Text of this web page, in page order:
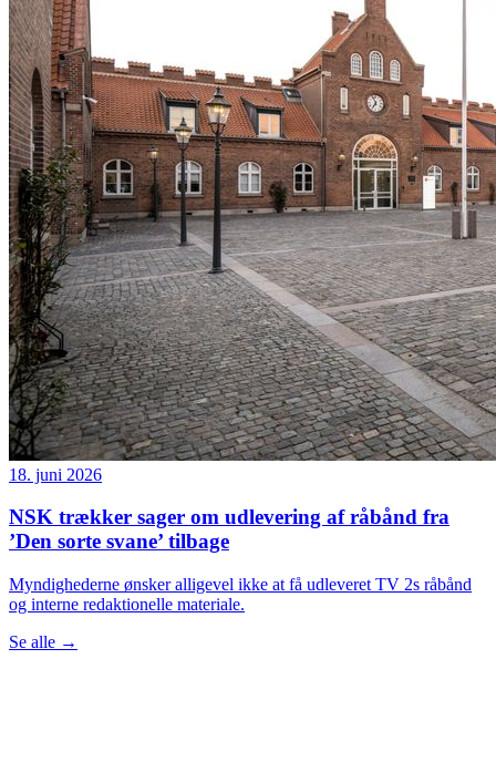
18. juni 2026
NSK trækker sager om udlevering af råbånd fra
’Den sorte svane’ tilbage
Myndighederne ønsker alligevel ikke at få udleveret TV 2s råbånd
og interne redaktionelle materiale.
Se alle →